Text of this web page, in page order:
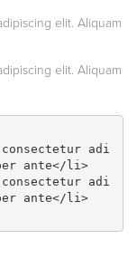
elit. Aliquam
elit. Aliquam
ante</li>
ante</li>